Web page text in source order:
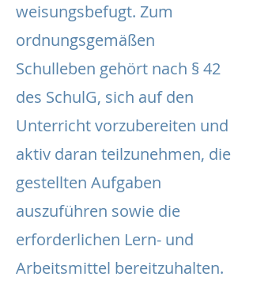
weisungsbefugt. Zum
ordnungsgemäßen
Schulleben gehört nach § 42
des SchulG, sich auf den
Unterricht vorzubereiten und
aktiv daran teilzunehmen, die
gestellten Aufgaben
auszuführen sowie die
erforderlichen Lern- und
Arbeitsmittel bereitzuhalten.